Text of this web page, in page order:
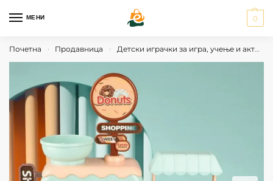
МЕНИ 0
Почетна › Продавница › Детски играчки за игра, учење и активности